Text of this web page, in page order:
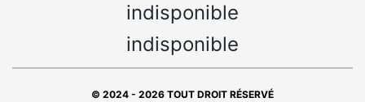
indisponible
indisponible
© 2024 - 2026 TOUT DROIT RÉSERVÉ